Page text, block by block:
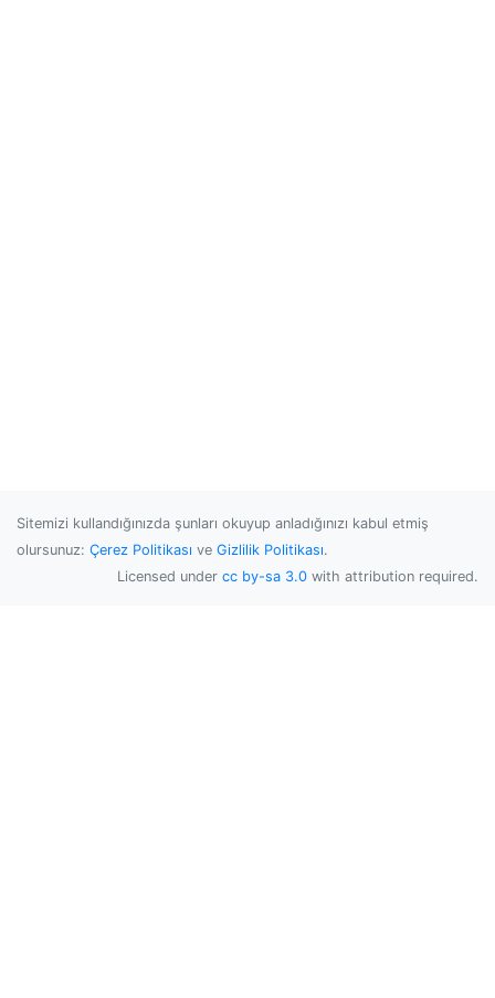
Sitemizi kullandığınızda şunları okuyup anladığınızı kabul etmiş
olursunuz: Çerez Politikası ve Gizlilik Politikası.
Licensed under cc by-sa 3.0 with attribution required.